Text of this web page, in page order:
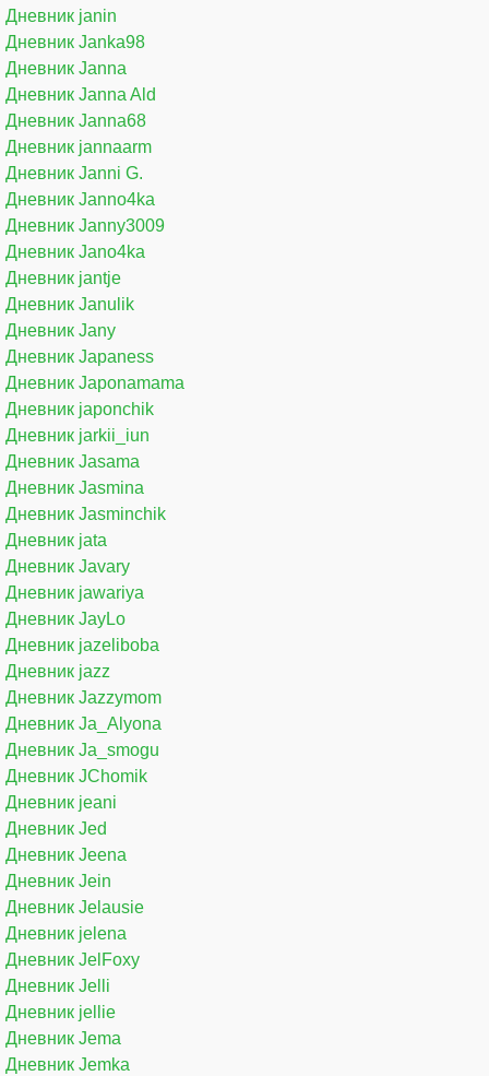
Дневник janin
Дневник Janka98
Дневник Janna
Дневник Janna Ald
Дневник Janna68
Дневник jannaarm
Дневник Janni G.
Дневник Janno4ka
Дневник Janny3009
Дневник Jano4ka
Дневник jantje
Дневник Janulik
Дневник Jany
Дневник Japaness
Дневник Japonamama
Дневник japonchik
Дневник jarkii_iun
Дневник Jasama
Дневник Jasmina
Дневник Jasminchik
Дневник jata
Дневник Javary
Дневник jawariya
Дневник JayLo
Дневник jazeliboba
Дневник jazz
Дневник Jazzymom
Дневник Ja_Alyona
Дневник Ja_smogu
Дневник JChomik
Дневник jeani
Дневник Jed
Дневник Jeena
Дневник Jein
Дневник Jelausie
Дневник jelena
Дневник JelFoxy
Дневник Jelli
Дневник jellie
Дневник Jema
Дневник Jemka